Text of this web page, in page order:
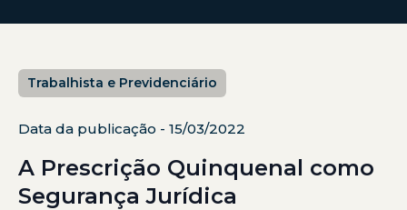
Trabalhista e Previdenciário
Data da publicação - 15/03/2022
A Prescrição Quinquenal como
Segurança Jurídica